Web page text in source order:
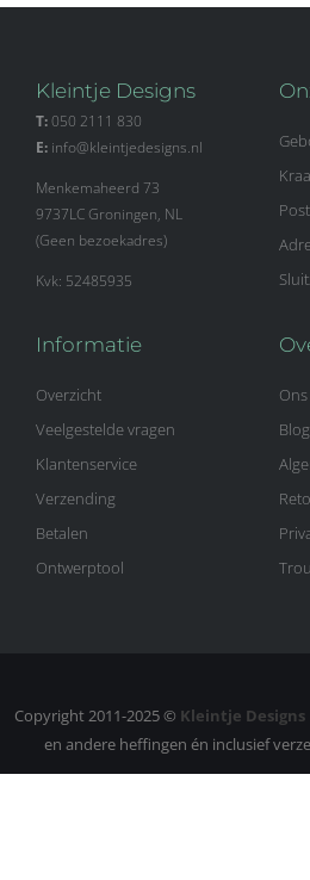
Kleintje Designs
T:050 2111 830
E: info@kleintjedesigns.nl
Menkemaheerd 73
9737LC Groningen, NL
(Geen bezoekadres)
Kvk: 52485935
Informatie
Overzicht
Veelgestelde vragen
Klantenservice
Verzending
Betalen
Ontwerptool
Blog
Copyright 2011-2025 © Kleintje Designs
en andere heffingen én inclusief